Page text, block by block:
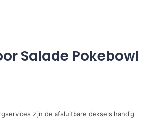
Salade Pokebowl
zijn de afsluitbare deksels handig